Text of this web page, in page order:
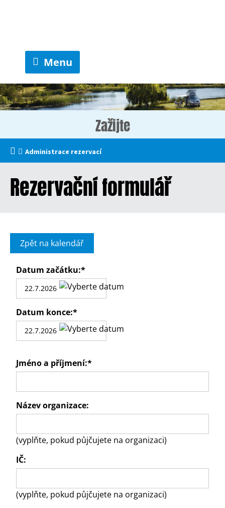
Menu
Zažijte
Administrace rezervací
Rezervační formulář
Zpět na kalendář
Datum začátku:*
Datum konce:*
Jméno a příjmení:*
Název organizace:
(vyplňte, pokud půjčujete na organizaci)
IČ:
(vyplňte, pokud půjčujete na organizaci)